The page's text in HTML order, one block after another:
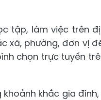
tập, làm việc trên
xã, phường, đơn vị
chọn trực tuyến
khắc gia